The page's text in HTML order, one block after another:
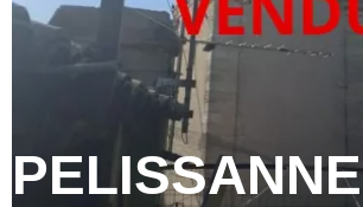
PELISSANNE